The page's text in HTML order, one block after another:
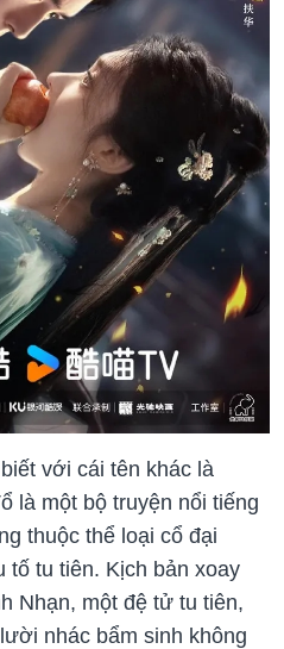
với cái tên khác là
là một bộ truyện nổi tiếng
thuộc thể loại cổ đại
tố tu tiên. Kịch bản xoay
Nhạn, một đệ tử tu tiên,
nhác bẩm sinh không